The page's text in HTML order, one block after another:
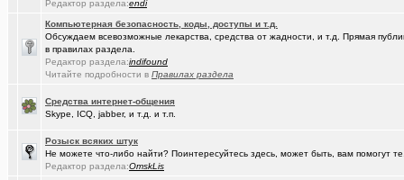
А у кого это сегодня День рождения?
Восстановление информации с HDD, SSD, Flash. Ремонт HDD. (Винчесте..)
Любимая Люлюня, с днём рождения!
Авто под заказ по России(Artem178)
мнение оппозиции(DEMON)
Как вставать в 5 утра без вреда для здоровья?
Редактор раздела:endi
Компьютерная безопасность, коды, доступы и т.д.
Обсуждаем всевозможные лекарства, средства от жадности, и т.д. Прямая
в правилах раздела.
Редактор раздела:indifound
Читайте подробности в Правилах раздела
Средства интернет-общения
Skype, ICQ, jabber, и т.д. и т.п.
Розыск всяких штук
Не можете что-либо найти? Поинтересуйтесь здесь, может быть, вам помогут
Редактор раздела:OmskLis